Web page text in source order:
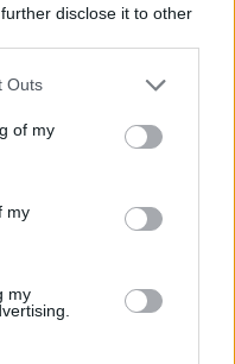
disclose it to other
Outs
of my
my
my
natury